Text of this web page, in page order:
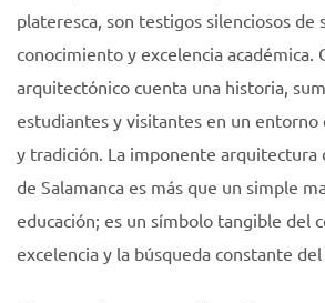
plateresca, son testigos silenciosos de
conocimiento y excelencia académica.
arquitectónico cuenta una historia,
estudiantes y visitantes en un entorno
y tradición. La imponente arquitectura
de Salamanca es más que un simple
educación; es un símbolo tangible del
excelencia y la búsqueda constante del